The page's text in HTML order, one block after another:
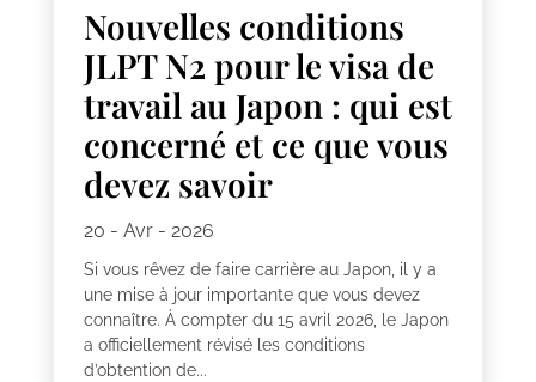
Nouvelles conditions
JLPT N2 pour le visa de
travail au Japon : qui est
concerné et ce que vous
devez savoir
20 - Avr - 2026
Si vous rêvez de faire carrière au Japon, il y a
une mise à jour importante que vous devez
connaître. À compter du 15 avril 2026, le Japon
a officiellement révisé les conditions
d’obtention de...